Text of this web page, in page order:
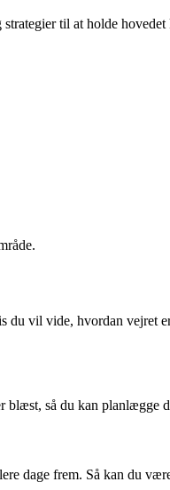
til at holde
du vil vide, hvordan vejret
så du kan planlægge
dage frem. Så kan du